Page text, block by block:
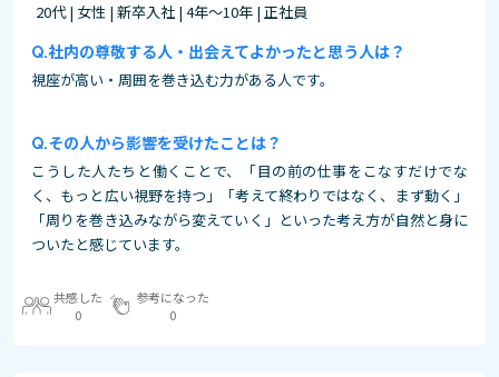
20代 | 女性 | 新卒入社 | 4年～10年 | 正社員
社内の尊敬する人・出会えてよかったと思う人は？
視座が高い・周囲を巻き込む力がある人です。
その人から影響を受けたことは？
こうした人たちと働くことで、「目の前の仕事をこなすだけでな
く、もっと広い視野を持つ」「考えて終わりではなく、まず動く」
「周りを巻き込みながら変えていく」といった考え方が自然と身に
ついたと感じています。
共感した
0
参考になった
0